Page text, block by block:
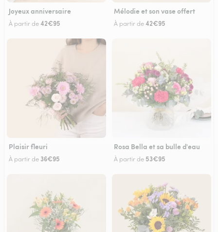
Joyeux anniversaire
À partir de42€95
Mélodie et son vase offert
À partir de42€95
Plaisir fleuri
À partir de 36€95
Rosa Bella et sa bulle d'eau
À partir de 53€95